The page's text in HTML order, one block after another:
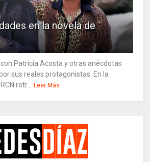
en la novela de
con Patricia Acosta y otras anécdotas
sus reales protagonistas. En la
retr...
Leer Más